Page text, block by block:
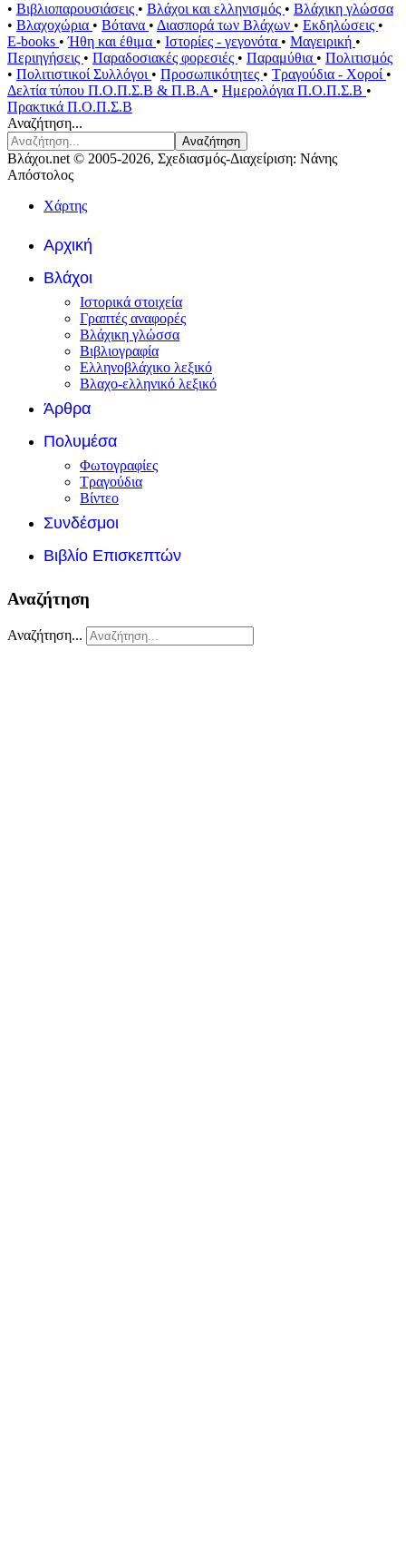
• Βιβλιοπαρουσιάσεις • Βλάχοι και ελληνισμός • Βλάχικη γλώσσα
• Βλαχοχώρια • Βότανα • Διασπορά των Βλάχων • Εκδηλώσεις •
E-books •Ήθη και έθιμα • Ιστορίες - γεγονότα • Μαγειρική •
Περιηγήσεις • Παραδοσιακές φορεσιές • Παραμύθια • Πολιτισμός
• Πολιτιστικοί Συλλόγοι • Προσωπικότητες • Τραγούδια - Χοροί •
Δελτία τύπου Π.Ο.Π.Σ.Β & Π.Β.Α • Ημερολόγια Π.Ο.Π.Σ.Β •
Πρακτικά Π.Ο.Π.Σ.Β
Αναζήτηση...
Αναζήτηση
Βλάχοι.net © 2005-2026, Σχεδιασμός-Διαχείριση: Νάνης
Απόστολος
Χάρτης
Αρχική
Βλάχοι
Ιστορικά στοιχεία
Γραπτές αναφορές
Βλάχικη γλώσσα
Βιβλιογραφία
Ελληνοβλάχικο λεξικό
Βλαχο-ελληνικό λεξικό
Άρθρα
Πολυμέσα
Φωτογραφίες
Τραγούδια
Βίντεο
Συνδέσμοι
Βιβλίο Επισκεπτών
Αναζήτηση
Αναζήτηση...